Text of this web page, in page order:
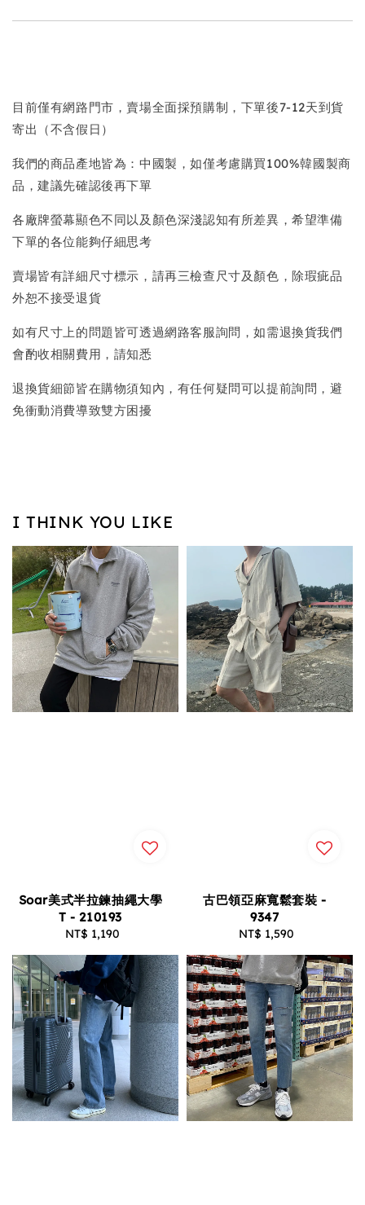
目前僅有網路門市，賣場全面採預購制，下單後7-12天到貨
寄出（不含假日）
我們的商品產地皆為：中國製，如僅考慮購買100%韓國製商
品，建議先確認後再下單
各廠牌螢幕顯色不同以及顏色深淺認知有所差異，希望準備
下單的各位能夠仔細思考
賣場皆有詳細尺寸標示，請再三檢查尺寸及顏色，除瑕疵品
外恕不接受退貨
如有尺寸上的問題皆可透過網路客服詢問，如需退換貨我們
會酌收相關費用，請知悉
退換貨細節皆在購物須知內，有任何疑問可以提前詢問，避
免衝動消費導致雙方困擾
I THINK YOU LIKE
Soar美式半拉鍊抽繩大學
T - 210193
Regular
NT$ 1,190
古巴領亞麻寬鬆套裝 -
9347
Regular
NT$ 1,590